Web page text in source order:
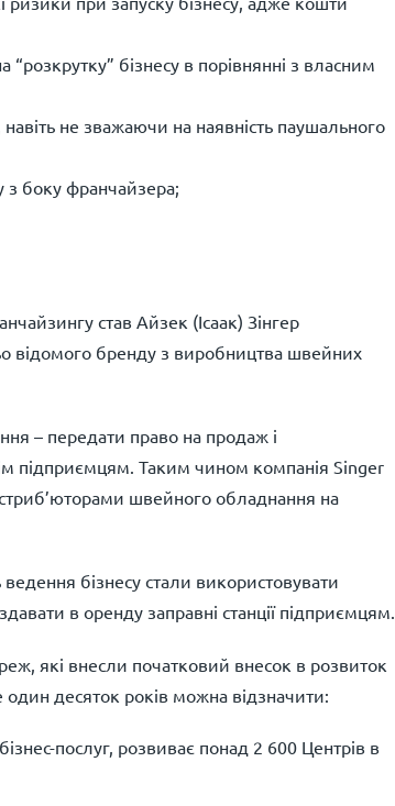
бізнесу в порівнянні з власним
не зважаючи на наявність паушального
з боку франчайзера;
став Айзек (Ісаак) Зінгер
відомого бренду з виробництва швейних
– передати право на продаж і
підприємцям. Таким чином компанія Singer
швейного обладнання на
бізнесу стали використовувати
в оренду заправні станції підприємцям.
які внесли початковий внесок в розвиток
десяток років можна відзначити:
послуг, розвиває понад 2 600 Центрів в